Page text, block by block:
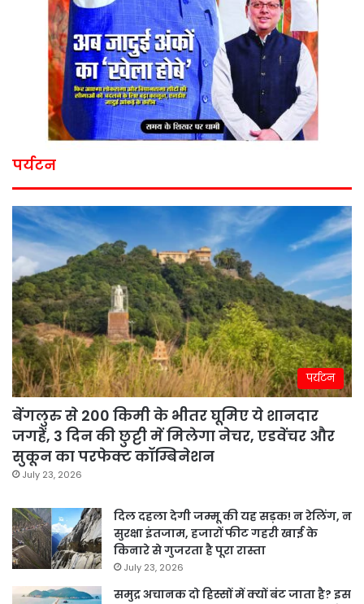
पर्यटन
पर्यटन
बेंगलुरु से 200 किमी के भीतर घूमिए ये शानदार
जगहें, 3 दिन की छुट्टी में मिलेगा नेचर, एडवेंचर और
सुकून का परफेक्ट कॉम्बिनेशन
July 23, 2026
दिल दहला देगी जम्मू की यह सड़क! न रेलिंग, न
सुरक्षा इंतजाम, हजारों फीट गहरी खाई के
किनारे से गुजरता है पूरा रास्ता
July 23, 2026
समुद्र अचानक दो हिस्सों में क्यों बंट जाता है? इस